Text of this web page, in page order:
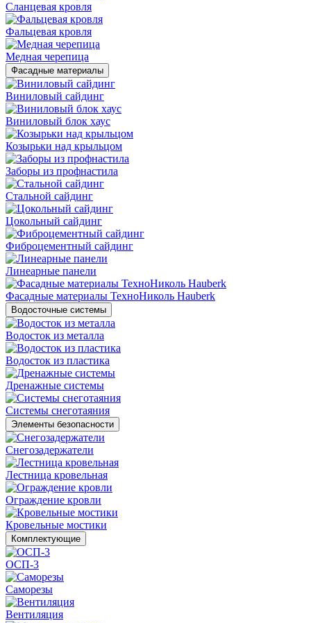
Сланцевая кровля
Фальцевая кровля
Медная черепица
Фасадные материалы
Виниловый сайдинг
Виниловый блок хаус
Козырьки над крыльцом
Заборы из профнастила
Стальной сайдинг
Цокольный сайдинг
Фиброцементный сайдинг
Линеарные панели
Фасадные материалы ТехноНиколь Hauberk
Водосточные системы
Водосток из металла
Водосток из пластика
Дренажные системы
Системы снеготаяния
Элементы безопасности
Снегозадержатели
Лестница кровельная
Ограждение кровли
Кровельные мостики
Комплектующие
ОСП-3
Саморезы
Вентиляция